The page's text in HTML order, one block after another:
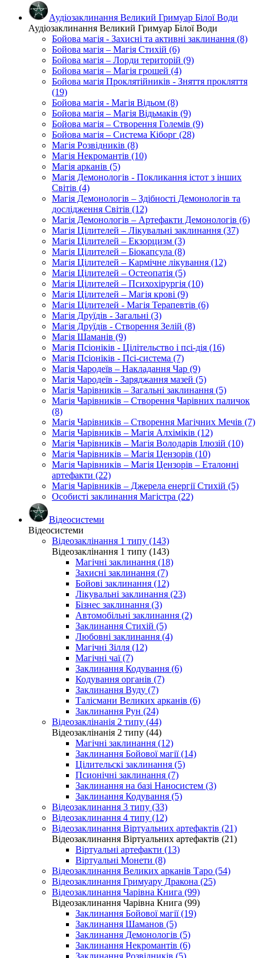
Аудіозаклинання Великий Гримуар Білої Води
Аудіозаклинання Великий Гримуар Білої Води
Бойова магія - Захисні та активні заклинання (8)
Бойова магія – Магія Стихій (6)
Бойова магія – Лорди територій (9)
Бойова магія – Магія грошей (4)
Бойова магія Проклятійників - Зняття прокляття
(19)
Бойова магія - Магія Відьом (8)
Бойова магія – Магія Відьмаків (9)
Бойова магія – Створення Големів (9)
Бойова магія – Система Кіборг (28)
Магія Розвідників (8)
Магія Некромантів (10)
Магія арканів (5)
Магія Демонологів - Покликання істот з інших
Світів (4)
Магія Демонологів – Здібності Демонологів та
дослідження Світів (12)
Магія Демонологів – Артефакти Демонологів (6)
Магія Цілителей – Лікувальні заклинання (37)
Магія Цілителей – Екзорцизм (3)
Магія Цілителей – Біокапсула (8)
Магія Цілителей – Кармічне лікування (12)
Магія Цілителей – Остеопатія (5)
Магія Цілителей – Психохірургія (10)
Магія Цілителей – Магія крові (9)
Магія Цілителей - Магія Терапевтів (6)
Магія Друїдів - Загальні (3)
Магія Друїдів - Створення Зелій (8)
Магія Шаманів (9)
Магія Псіоніків - Цілітельство і псі-дія (16)
Магія Псіоніків - Псі-система (7)
Магія Чародеїв – Накладання Чар (9)
Магія Чародеїв - Заряджання мазей (5)
Магія Чарівників – Загальні заклинання (5)
Магія Чарівників – Створення Чарівних паличок
(8)
Магія Чарівників – Створення Магічних Мечів (7)
Магія Чарівників – Магія Алхіміків (12)
Магія Чарівників – Магія Володарів Ілюзій (10)
Магія Чарівників – Магія Цензорів (10)
Магія Чарівників – Магія Цензорів – Еталонні
артефакти (22)
Магія Чарівників – Джерела енергії Стихій (5)
Особисті заклинання Магістра (22)
Відеосистеми
Відеосистеми
Відеозаклінання 1 типу (143)
Відеозаклінання 1 типу (143)
Магічні заклинання (18)
Захисні заклинання (7)
Бойові заклинання (12)
Лікувальні заклинання (23)
Бізнес заклинання (3)
Автомобільні заклинання (2)
Заклинання Стихій (5)
Любовні заклинання (4)
Магічні Зілля (12)
Магічні чаї (7)
Заклинання Кодування (6)
Кодування органів (7)
Заклинання Вуду (7)
Талісмани Великих арканів (6)
Заклинання Рун (24)
Відеозаклінанія 2 типу (44)
Відеозаклінанія 2 типу (44)
Магічні заклинання (12)
Заклинання Бойової магії (14)
Цілительскі заклинання (5)
Псионічні заклинання (7)
Заклинання на базі Наносистем (3)
Заклинання Кодування (5)
Відеозаклинання 3 типу (33)
Відеозаклинання 4 типу (12)
Відеозаклинання Віртуальних артефактів (21)
Відеозаклинання Віртуальних артефактів (21)
Віртуальні артефакти (13)
Віртуальні Монети (8)
Відеозаклинання Великих арканів Таро (54)
Відеозаклинання Гримуару Дракона (25)
Відеозаклинання Чарівна Книга (99)
Відеозаклинання Чарівна Книга (99)
Заклинання Бойової магії (19)
Заклинання Шаманов (5)
Заклинання Демонологів (5)
Заклинання Некромантів (6)
Заклинання Розвідників (5)